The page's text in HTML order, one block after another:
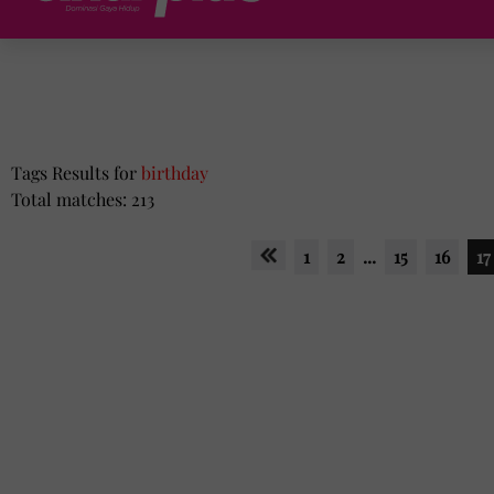
Tags Results forbirthday
Total matches: 213
1 2 ... 15 16 17